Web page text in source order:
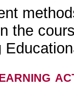
the